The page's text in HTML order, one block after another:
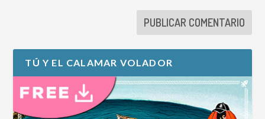
TÚ Y EL CALAMAR VOLADOR